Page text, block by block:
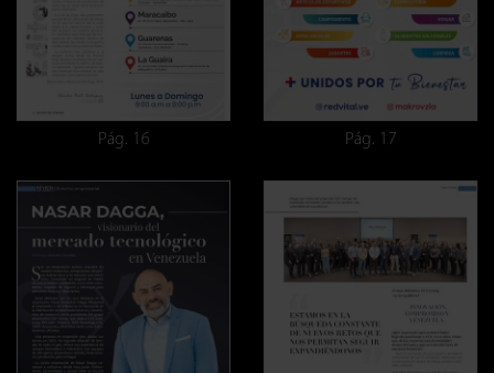
Pág. 16 Pág. 17